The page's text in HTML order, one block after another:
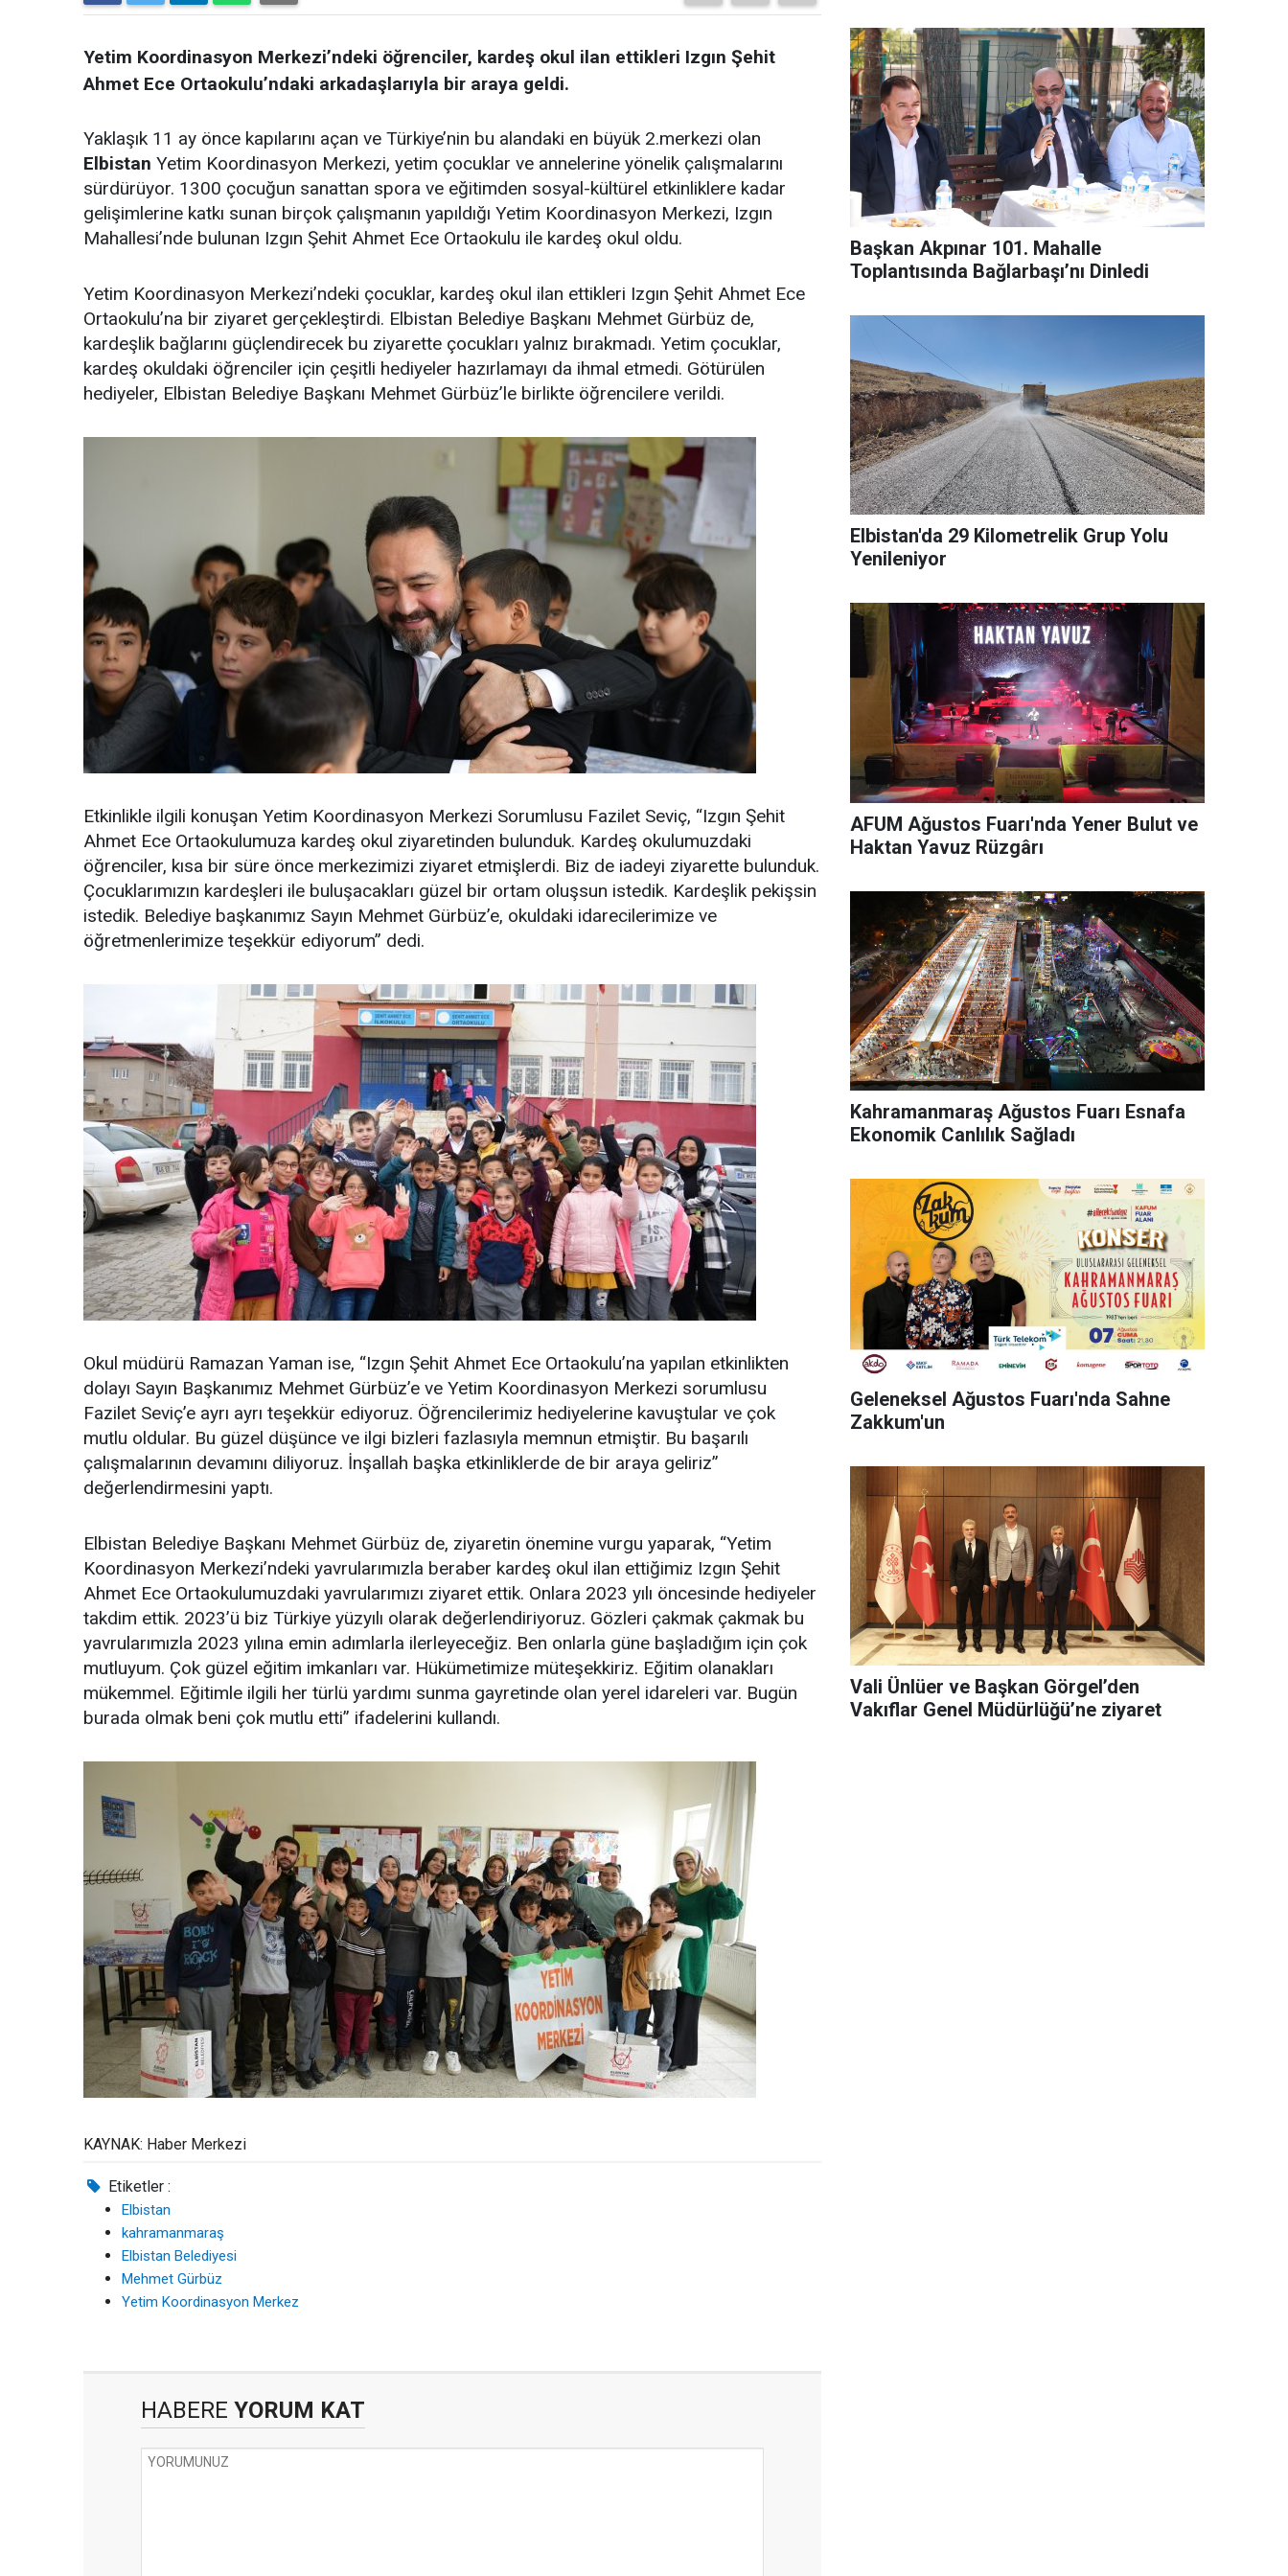
Yetim Koordinasyon Merkezi’ndeki öğrenciler, kardeş okul ilan ettikleri Izgın Şehit
Ahmet Ece Ortaokulu’ndaki arkadaşlarıyla bir araya geldi.
Yaklaşık 11 ay önce kapılarını açan ve Türkiye’nin bu alandaki en büyük 2.merkezi olan
Elbistan Yetim Koordinasyon Merkezi, yetim çocuklar ve annelerine yönelik çalışmalarını
sürdürüyor. 1300 çocuğun sanattan spora ve eğitimden sosyal-kültürel etkinliklere kadar
gelişimlerine katkı sunan birçok çalışmanın yapıldığı Yetim Koordinasyon Merkezi, Izgın
Mahallesi’nde bulunan Izgın Şehit Ahmet Ece Ortaokulu ile kardeş okul oldu.
Yetim Koordinasyon Merkezi’ndeki çocuklar, kardeş okul ilan ettikleri Izgın Şehit Ahmet Ece
Ortaokulu’na bir ziyaret gerçekleştirdi. Elbistan Belediye Başkanı Mehmet Gürbüz de,
kardeşlik bağlarını güçlendirecek bu ziyarette çocukları yalnız bırakmadı. Yetim çocuklar,
kardeş okuldaki öğrenciler için çeşitli hediyeler hazırlamayı da ihmal etmedi. Götürülen
hediyeler, Elbistan Belediye Başkanı Mehmet Gürbüz’le birlikte öğrencilere verildi.
Etkinlikle ilgili konuşan Yetim Koordinasyon Merkezi Sorumlusu Fazilet Seviç, “Izgın Şehit
Ahmet Ece Ortaokulumuza kardeş okul ziyaretinden bulunduk. Kardeş okulumuzdaki
öğrenciler, kısa bir süre önce merkezimizi ziyaret etmişlerdi. Biz de iadeyi ziyarette bulunduk.
Çocuklarımızın kardeşleri ile buluşacakları güzel bir ortam oluşsun istedik. Kardeşlik pekişsin
istedik. Belediye başkanımız Sayın Mehmet Gürbüz’e, okuldaki idarecilerimize ve
öğretmenlerimize teşekkür ediyorum” dedi.
Okul müdürü Ramazan Yaman ise, “Izgın Şehit Ahmet Ece Ortaokulu’na yapılan etkinlikten
dolayı Sayın Başkanımız Mehmet Gürbüz’e ve Yetim Koordinasyon Merkezi sorumlusu
Fazilet Seviç’e ayrı ayrı teşekkür ediyoruz. Öğrencilerimiz hediyelerine kavuştular ve çok
mutlu oldular. Bu güzel düşünce ve ilgi bizleri fazlasıyla memnun etmiştir. Bu başarılı
çalışmalarının devamını diliyoruz. İnşallah başka etkinliklerde de bir araya geliriz”
değerlendirmesini yaptı.
Elbistan Belediye Başkanı Mehmet Gürbüz de, ziyaretin önemine vurgu yaparak, “Yetim
Koordinasyon Merkezi’ndeki yavrularımızla beraber kardeş okul ilan ettiğimiz Izgın Şehit
Ahmet Ece Ortaokulumuzdaki yavrularımızı ziyaret ettik. Onlara 2023 yılı öncesinde hediyeler
takdim ettik. 2023’ü biz Türkiye yüzyılı olarak değerlendiriyoruz. Gözleri çakmak çakmak bu
yavrularımızla 2023 yılına emin adımlarla ilerleyeceğiz. Ben onlarla güne başladığım için çok
mutluyum. Çok güzel eğitim imkanları var. Hükümetimize müteşekkiriz. Eğitim olanakları
mükemmel. Eğitimle ilgili her türlü yardımı sunma gayretinde olan yerel idareleri var. Bugün
burada olmak beni çok mutlu etti” ifadelerini kullandı.
KAYNAK: Haber Merkezi
Etiketler :
Elbistan
kahramanmaraş
Elbistan Belediyesi
Mehmet Gürbüz
Yetim Koordinasyon Merkez
HABERE YORUM KAT
Başkan Akpınar 101. Mahalle
Toplantısında Bağlarbaşı’nı Dinledi
Elbistan'da 29 Kilometrelik Grup Yolu
Yenileniyor
AFUM Ağustos Fuarı'nda Yener Bulut ve
Haktan Yavuz Rüzgârı
Kahramanmaraş Ağustos Fuarı Esnafa
Ekonomik Canlılık Sağladı
Geleneksel Ağustos Fuarı'nda Sahne
Zakkum'un
Vali Ünlüer ve Başkan Görgel’den
Vakıflar Genel Müdürlüğü’ne ziyaret